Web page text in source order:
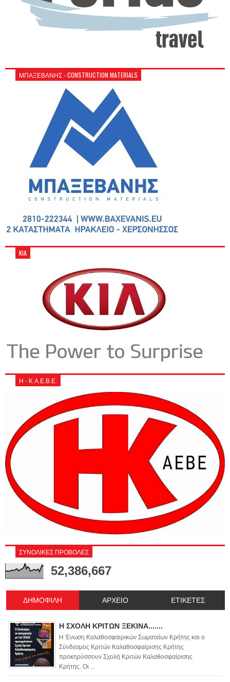
ΜΠΑΞΕΒΑΝΗΣ - CONSTRUCTION MATERIALS
KIA
Η - Κ Α.Ε.Β.Ε.
ΣΥΝΟΛΙΚΕΣ ΠΡΟΒΟΛΕΣ
52,386,667
ΔΗΜΟΦΙΛΗ ΑΡΧΕΙΟ ΕΤΙΚΕΤΕΣ
Η ΣΧΟΛΗ ΚΡΙΤΩΝ ΞΕΚΙΝΑ.......
Η Ένωση Καλαθοσφαιρικών Σωματείων Κρήτης και ο
Σύνδεσμος Κριτών Καλαθοσφαίρισης Κρήτης
προκηρύσσουν Σχολή Κριτών Καλαθοσφαίρισης
Κρήτης. Οι ...